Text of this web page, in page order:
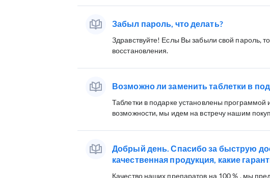
Забыл пароль, что делать?
Здравствуйте! Еслы Вы забыли свой пароль,
восстановления.
Возможно ли заменить таблетки в
Таблетки в подарке установлены программой
возможности, мы идем на встречу нашим
Добрый день. Спасибо за быструю
качественная продукция, какие
Качество наших препаратов на 100 % , мы